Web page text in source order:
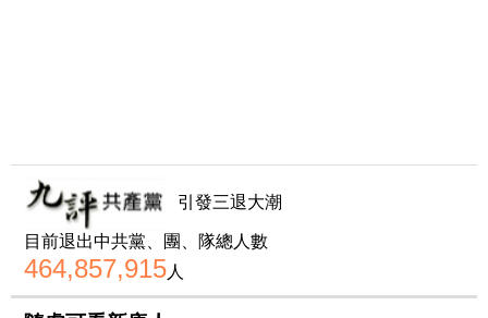
引發三退大潮
目前退出中共黨、團、隊總人數
464,857,915人